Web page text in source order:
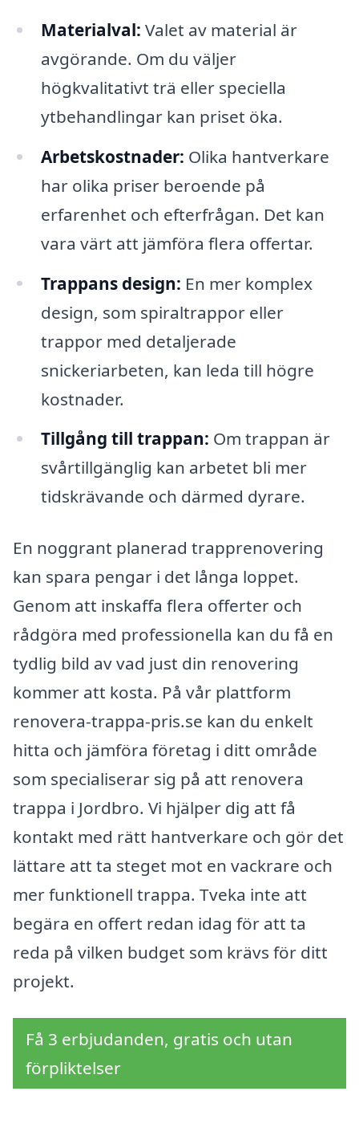
Materialval: Valet av material är
avgörande. Om du väljer
högkvalitativt trä eller speciella
ytbehandlingar kan priset öka.
Arbetskostnader: Olika hantverkare
har olika priser beroende på
erfarenhet och efterfrågan. Det kan
vara värt att jämföra flera offertar.
Trappans design: En mer komplex
design, som spiraltrappor eller
trappor med detaljerade
snickeriarbeten, kan leda till högre
kostnader.
Tillgång till trappan: Om trappan är
svårtillgänglig kan arbetet bli mer
tidskrävande och därmed dyrare.
En noggrant planerad trapprenovering
kan spara pengar i det långa loppet.
Genom att inskaffa flera offerter och
rådgöra med professionella kan du få en
tydlig bild av vad just din renovering
kommer att kosta. På vår plattform
renovera-trappa-pris.se kan du enkelt
hitta och jämföra företag i ditt område
som specialiserar sig på att renovera
trappa i Jordbro. Vi hjälper dig att få
kontakt med rätt hantverkare och gör det
lättare att ta steget mot en vackrare och
mer funktionell trappa. Tveka inte att
begära en offert redan idag för att ta
reda på vilken budget som krävs för ditt
projekt.
Få 3 erbjudanden, gratis och utan
förpliktelser